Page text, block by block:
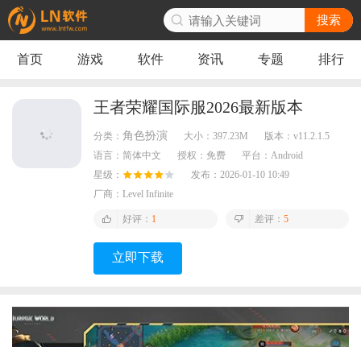
搜索
首页 游戏 软件 资讯 专题 排行
王者荣耀国际服2026最新版本
分类： 角色扮演 大小： 397.23M 版本： v11.2.1.5
语言： 简体中文 授权： 免费 平台： Android
星级：
发布： 2026-01-10 10:49
厂商： Level Infinite
好评： 1 差评： 5
立即下载